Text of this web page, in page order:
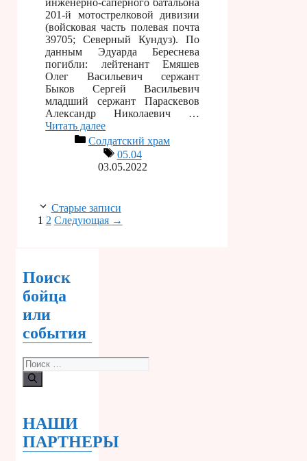
инженерно-сапёрного батальона
201-й мотострелковой дивизии
(войсковая часть полевая почта
39705; Северный Кундуз). По
данным Эдуарда Береснева
погибли: лейтенант Емяшев
Олег Васильевич сержант
Быков Сергей Васильевич
младший сержант Параскевов
Александр Николаевич …
Читать далее
Солдатский храм
05.04
03.05.2022
Старые записи
Страница
1 Страница
2 Следующая →
Поиск
бойца
или
события
Поиск:
НАШИ
ПАРТНЕРЫ